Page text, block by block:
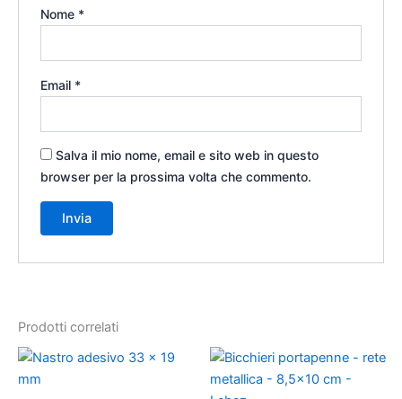
Nome *
Email *
Salva il mio nome, email e sito web in questo
browser per la prossima volta che commento.
Prodotti correlati
Fascia
prezzo:
Questo
prodotto